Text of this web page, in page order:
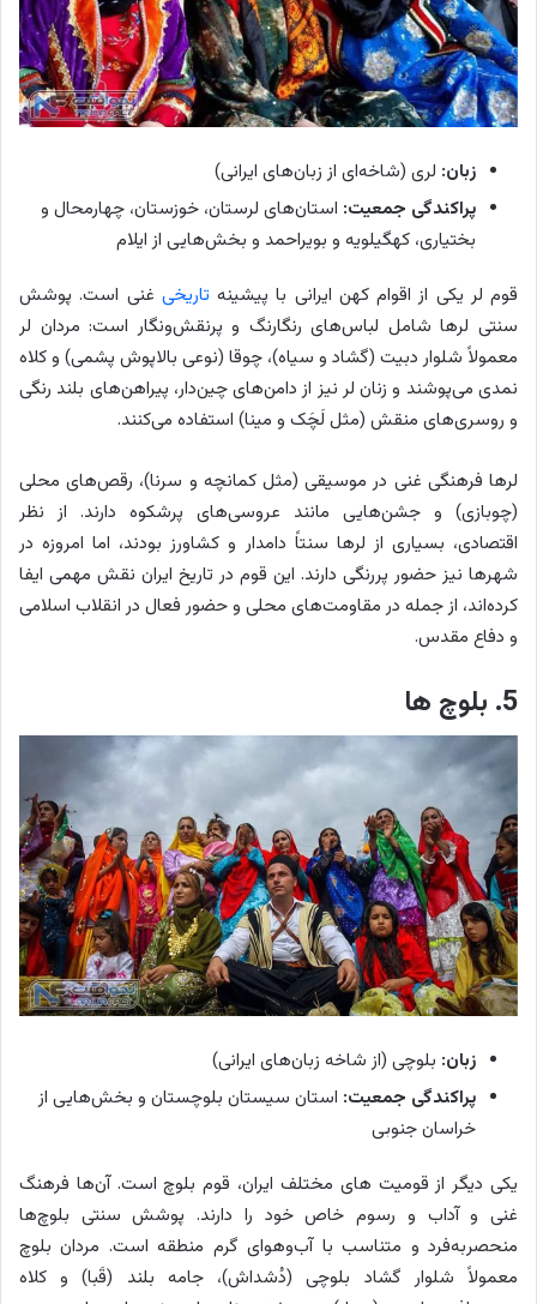
زبان: لری (شاخه‌ای از زبان‌های ایرانی)
پراکندگی جمعیت: استان‌های لرستان، خوزستان، چهارمحال و
بختیاری، کهگیلویه و بویراحمد و بخش‌هایی از ایلام
قوم لر یکی از اقوام کهن ایرانی با پیشینه تاریخی غنی است. پوشش
سنتی لرها شامل لباس‌های رنگارنگ و پرنقش‌و‌نگار است: مردان لر
معمولاً شلوار دبیت (گشاد و سیاه)، چوقا (نوعی بالاپوش پشمی) و کلاه
نمدی می‌پوشند و زنان لر نیز از دامن‌های چین‌دار، پیراهن‌های بلند رنگی
و روسری‌های منقش (مثل لَچَک و مینا) استفاده می‌کنند.
لرها فرهنگی غنی در موسیقی (مثل کمانچه و سرنا)، رقص‌های محلی
(چوبازی) و جشن‌هایی مانند عروسی‌های پرشکوه دارند. از نظر
اقتصادی، بسیاری از لرها سنتاً دامدار و کشاورز بودند، اما امروزه در
شهرها نیز حضور پررنگی دارند. این قوم در تاریخ ایران نقش مهمی ایفا
کرده‌اند، از جمله در مقاومت‌های محلی و حضور فعال در انقلاب اسلامی
و دفاع مقدس.
5. بلوچ ها
زبان: بلوچی (از شاخه زبان‌های ایرانی)
پراکندگی جمعیت: استان سیستان بلوچستان و بخش‌هایی از
خراسان جنوبی
یکی دیگر از قومیت های مختلف ایران، قوم بلوچ است. آن‌ها فرهنگ
غنی و آداب و رسوم خاص خود را دارند. پوشش سنتی بلوچ‌ها
منحصربه‌فرد و متناسب با آب‌وهوای گرم منطقه است. مردان بلوچ
معمولاً شلوار گشاد بلوچی (دُشداش)، جامه بلند (قَبا) و کلاه